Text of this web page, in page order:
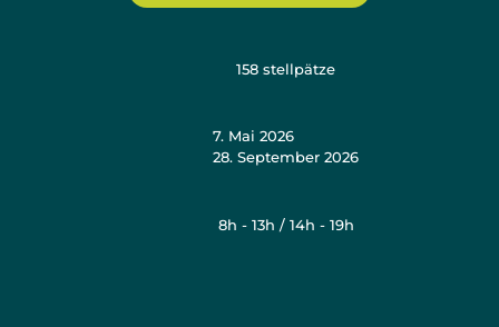
158 stellpätze
7. Mai 2026
28. September 2026
8h - 13h / 14h - 19h